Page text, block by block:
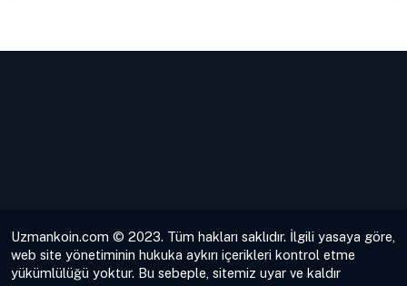
Uzmankoin.com © 2023. Tüm hakları saklıdır. İlgili yasaya göre,
web site yönetiminin hukuka aykırı içerikleri kontrol etme
yükümlülüğü yoktur. Bu sebeple, sitemiz uyar ve kaldır